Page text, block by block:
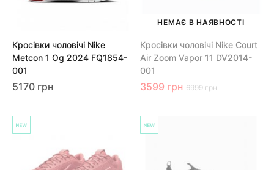
Кросівки чоловічі Nike
Metcon 1 Og 2024 FQ1854-
001
5170 грн
НЕМАЄ В НАЯВНОСТІ
Кросівки чоловічі Nike Court
Air Zoom Vapor 11 DV2014-
001
3599 грн 6999 грн